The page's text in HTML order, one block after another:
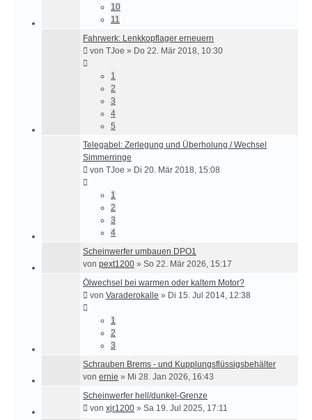
10
11
Fahrwerk: Lenkkopflager erneuern
von TJoe » Do 22. Mär 2018, 10:30
1
2
3
4
5
Telegabel: Zerlegung und Überholung / Wechsel
Simmerringe
von TJoe » Di 20. Mär 2018, 15:08
1
2
3
4
Scheinwerfer umbauen DPO1
von pext1200 » So 22. Mär 2026, 15:17
Ölwechsel bei warmen oder kaltem Motor?
von Varaderokalle » Di 15. Jul 2014, 12:38
1
2
3
Schrauben Brems - und Kupplungsflüssigsbehälter
von ernie » Mi 28. Jan 2026, 16:43
Scheinwerfer hell/dunkel-Grenze
von xjr1200 » Sa 19. Jul 2025, 17:11